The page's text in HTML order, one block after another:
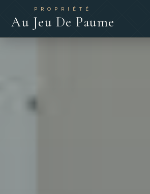
PROPRIÉTÉ
Au Jeu De Paume